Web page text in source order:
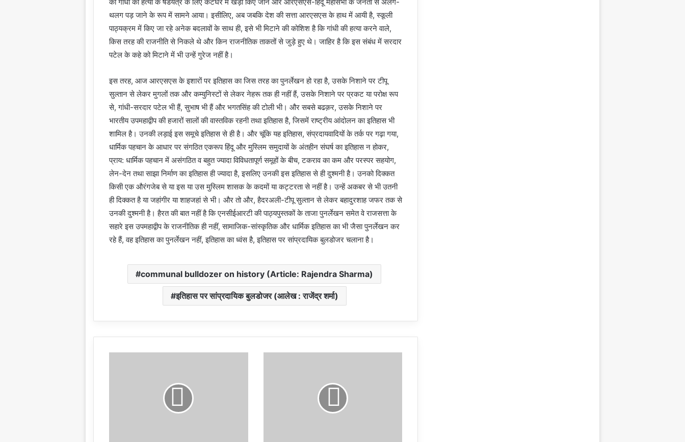
थलग पड़ जाने के रूप में सामने आया। इसीलिए, अब जबकि देश की सत्ता आरएसएस के हाथ में आयी है, स्कूली
पाठ्यक्रम में किए जा रहे अनेक बदलावों के साथ ही, इसे भी मिटाने की कोशिश है कि गांधी की हत्या करने वाले,
किस तरह की राजनीति से निकले थे और किन राजनीतिक ताकतों से जुड़े हुए थे। जाहिर है कि इस संबंध में सरदार
पटेल के कहे को मिटाने में भी उन्हें गुरेज नहीं है।
इस तरह, आज आरएसएस के इशारों पर इतिहास का जिस तरह का पुनर्लेखन हो रहा है, उसके निशाने पर टीपू
सुल्तान से लेकर मुगलों तक और कम्युनिस्टों से लेकर नेहरू तक ही नहीं हैं, उसके निशाने पर प्रकट या परोक्ष रूप
से, गांधी-सरदार पटेल भी हैं, सुभाष भी हैं और भगतसिंह की टोली भी। और सबसे बढक़र, उसके निशाने पर
भारतीय उपमहाद्वीप की हजारों सालों की वास्तविक रहनी तथा इतिहास है, जिसमें राष्ट्रीय आंदोलन का इतिहास भी
शामिल है। उनकी लड़ाई इस समूचे इतिहास से ही है। और चूंकि यह इतिहास, संप्रदायवादियों के तर्क पर गढ़ा गया,
धार्मिक पहचान के आधार पर संगठित एकरूप हिंदू और मुस्लिम समुदायों के अंतहीन संघर्ष का इतिहास न होकर,
प्राय: धार्मिक पहचान में असंगठित व बहुत ज्यादा विविधतापूर्ण समूहों के बीच, टकराव का कम और परस्पर सहयोग,
लेन-देन तथा साझा निर्माण का इतिहास ही ज्यादा है, इसलिए उनकी इस इतिहास से ही दुश्मनी है। उनको दिक्कत
किसी एक औरंगजेब से या इस या उस मुस्लिम शासक के कदमों या कट्टरता से नहीं है। उन्हें अकबर से भी उतनी
ही दिक्कत है या जहांगीर या शाहजहां से भी। और तो और, हैदरअली-टीपू सुल्तान से लेकर बहादुरशाह जफर तक से
उनकी दुश्मनी है। हैरत की बात नहीं है कि एनसीईआरटी की पाठ्यपुस्तकों के ताजा पुनर्लेखन समेत वे राजसत्ता के
सहारे इस उपमहाद्वीप के राजनीतिक ही नहीं, सामाजिक-सांस्कृतिक और धार्मिक इतिहास का भी जैसा पुनर्लेखन कर
रहे हैं, वह इतिहास का पुनर्लेखन नहीं, इतिहास का ध्वंस है, इतिहास पर सांप्रदायिक बुलडोजर चलाना है।
communal bulldozer on history (Article: Rajendra Sharma)
इतिहास पर सांप्रदायिक बुलडोजर (आलेख : राजेंद्र शर्मा)